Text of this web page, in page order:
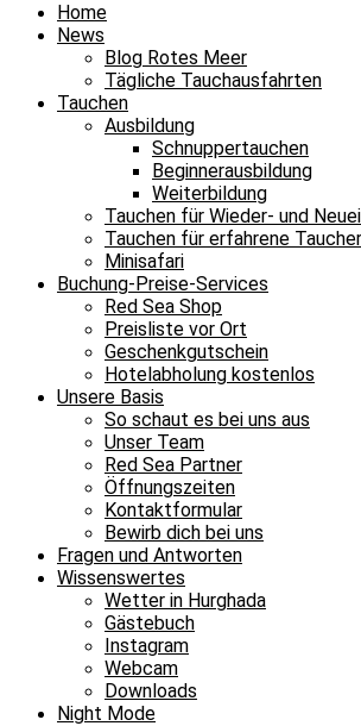
Home
News
Blog Rotes Meer
Tägliche Tauchausfahrten
Tauchen
Ausbildung
Schnuppertauchen
Beginnerausbildung
Weiterbildung
Tauchen für Wieder- und
Tauchen für erfahrene Taucher
Minisafari
Buchung-Preise-Services
Red Sea Shop
Preisliste vor Ort
Geschenkgutschein
Hotelabholung kostenlos
Unsere Basis
So schaut es bei uns aus
Unser Team
Red Sea Partner
Öffnungszeiten
Kontaktformular
Bewirb dich bei uns
Fragen und Antworten
Wissenswertes
Wetter in Hurghada
Gästebuch
Instagram
Webcam
Downloads
Night Mode